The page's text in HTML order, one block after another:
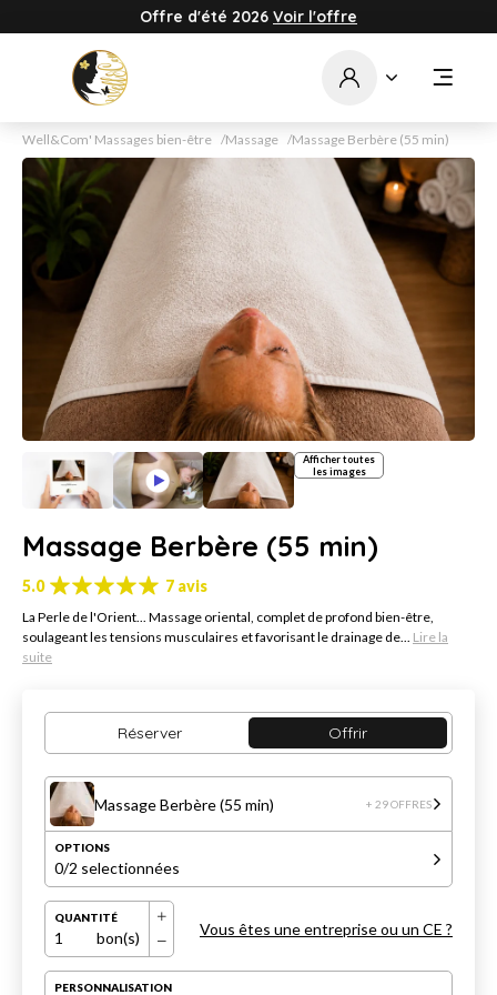
Offre d'été 2026 Voir l'offre
Well&Com' Massages bien-être Massage Massage Berbère (55 min)
Afficher toutes
les images
Massage Berbère (55 min)
5.0 7 avis
La Perle de l'Orient... Massage oriental, complet de profond bien-être,
soulageant les tensions musculaires et favorisant le drainage de... Lire la
suite
Réserver Offrir
Massage Berbère (55 min) + 29 OFFRES
OPTIONS
0/2 selectionnées
QUANTITÉ
1 bon(s) Vous êtes une entreprise ou un CE ?
PERSONNALISATION